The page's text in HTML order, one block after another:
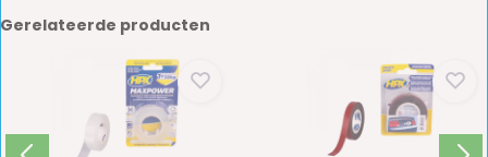
Gerelateerde producten